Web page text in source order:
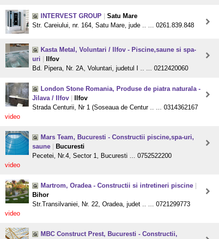
INTERVEST GROUP
Satu Mare
Str. Careiului, nr. 164, Satu Mare, jude .. ... 0261.839.848
Kasta Metal, Voluntari / Ilfov - Piscine,saune si spa-
uri
Ilfov
Bd. Pipera, Nr. 2A, Voluntari, judetul I .. ... 0212420060
London Stone Romania, Produse de piatra naturala -
Jilava / Ilfov
Ilfov
Strada Centurii, Nr 1 (Soseaua de Centur .. ... 0314362167
video
Mars Team, Bucuresti - Constructii piscine,spa-uri,
saune
Bucuresti
Pecetei, Nr.4, Sector 1, Bucuresti ... 0752522200
video
Martrom, Oradea - Constructii si intretineri piscine
Bihor
Str.Transilvaniei, Nr. 22, Oradea, judet .. ... 0721299773
video
MBC Construct Prest, Bucuresti - Constructii,